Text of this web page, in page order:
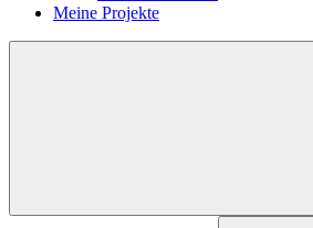
Meine Projekte